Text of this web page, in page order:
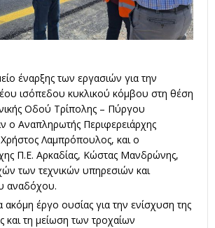
έναρξης των εργασιών για την
ισόπεδου κυκλικού κόμβου στη θέση
Οδού Τρίπολης – Πύργου
ο Αναπληρωτής Περιφερειάρχης
Λαμπρόπουλος, και ο
Π.Ε. Αρκαδίας, Κώστας Μανδρώνης,
των τεχνικών υπηρεσιών και
αναδόχου.
ακόμη έργο ουσίας για την ενίσχυση της
και τη μείωση των τροχαίων